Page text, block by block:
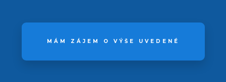
MÁM ZÁJEM O VÝŠE UVEDENÉ